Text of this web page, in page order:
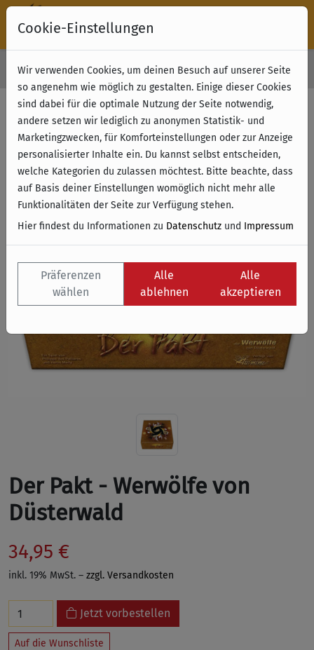
Kostenloser Versand & Retoure ab 49 € (innerhalb Deutschlands)
Der Pakt - Werwölfe von
Düsterwald
34,95 €
inkl. 19% MwSt. – zzgl. Versandkosten
Jetzt vorbestellen
Auf die Wunschliste
Cookie-Einstellungen
Wir verwenden Cookies, um deinen Besuch auf unserer Seite
so angenehm wie möglich zu gestalten. Einige dieser Cookies
sind dabei für die optimale Nutzung der Seite notwendig,
andere setzen wir lediglich zu anonymen Statistik- und
Marketingzwecken, für Komforteinstellungen oder zur Anzeige
personalisierter Inhalte ein. Du kannst selbst entscheiden,
welche Kategorien du zulassen möchtest. Bitte beachte, dass
auf Basis deiner Einstellungen womöglich nicht mehr alle
Funktionalitäten der Seite zur Verfügung stehen.
Hier findest du Informationen zu Datenschutz und Impressum
Präferenzen
wählen
Alle
ablehnen
Alle
akzeptieren